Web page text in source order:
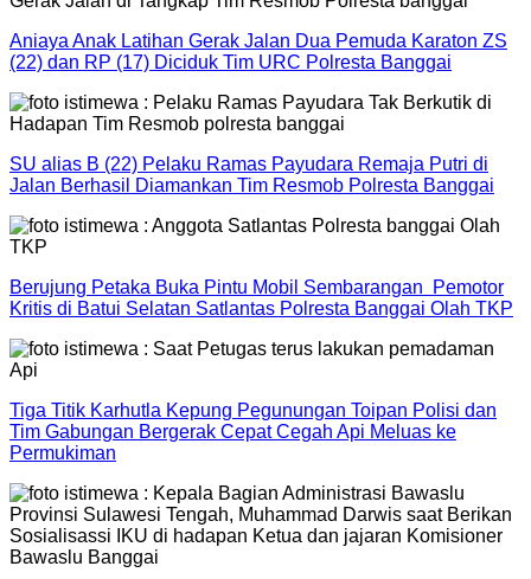
Aniaya Anak Latihan Gerak Jalan Dua Pemuda Karaton ZS
(22) dan RP (17) Diciduk Tim URC Polresta Banggai
SU alias B (22) Pelaku Ramas Payudara Remaja Putri di
Jalan Berhasil Diamankan Tim Resmob Polresta Banggai
Berujung Petaka Buka Pintu Mobil Sembarangan Pemotor
Kritis di Batui Selatan Satlantas Polresta Banggai Olah TKP
Tiga Titik Karhutla Kepung Pegunungan Toipan Polisi dan
Tim Gabungan Bergerak Cepat Cegah Api Meluas ke
Permukiman